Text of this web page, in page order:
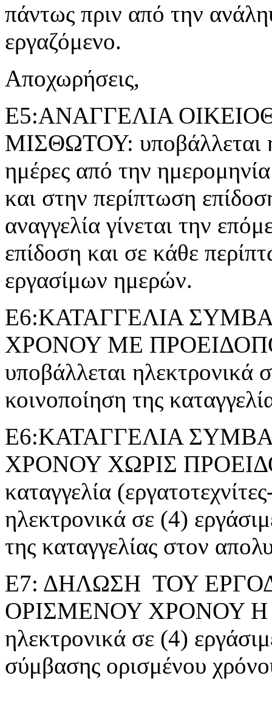
πάντως πριν από την
εργαζόμενο.
Αποχωρήσεις,
Ε5:ΑΝΑΓΓΕΛΙΑ
ΜΙΣΘΩΤΟΥ: υποβάλλεται
ημέρες από την
και στην περίπτωση
αναγγελία γίνεται την
επίδοση και σε κάθε
εργασίμων ημερών.
Ε6:ΚΑΤΑΓΓΕΛΙΑ
ΧΡΟΝΟΥ ΜΕ
υποβάλλεται ηλεκτρονικά
κοινοποίηση της
Ε6:ΚΑΤΑΓΓΕΛΙΑ
ΧΡΟΝΟΥ ΧΩΡΙΣ
καταγγελία
ηλεκτρονικά σε (4)
της καταγγελίας στον
Ε7: ΔΗΛΩΣΗ ΤΟΥ
ΟΡΙΣΜΕΝΟΥ ΧΡΟΝΟΥ Η
ηλεκτρονικά σε (4)
σύμβασης ορισμένου